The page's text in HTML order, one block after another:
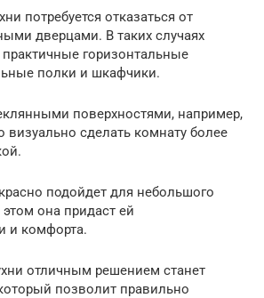
потребуется отказаться от
дверцами. В таких случаях
горизонтальные
полки и шкафчики.
поверхностями, например,
сделать комнату более
подойдет для небольшого
она придаст ей
и комфорта.
отличным решением станет
позволит правильно